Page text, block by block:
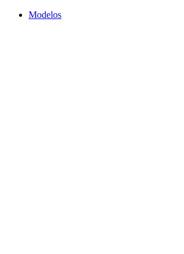
Modelos